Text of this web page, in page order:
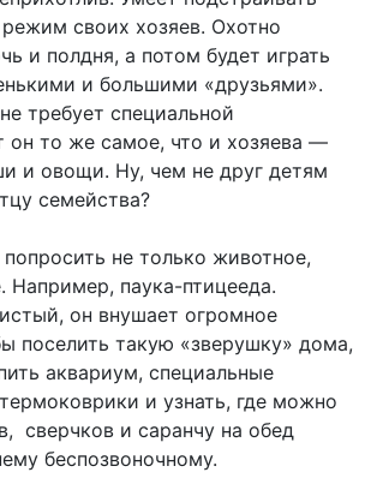
своих хозяев. Охотно
и полдня, а потом будет играть
и большими «друзьями».
требует специальной
он то же самое, что и хозяева —
и овощи. Ну, чем не друг детям
семейства?
не только животное,
Например, паука-птицееда.
он внушает огромное
поселить такую «зверушку» дома,
аквариум, специальные
и узнать, где можно
сверчков и саранчу на обед
беспозвоночному.